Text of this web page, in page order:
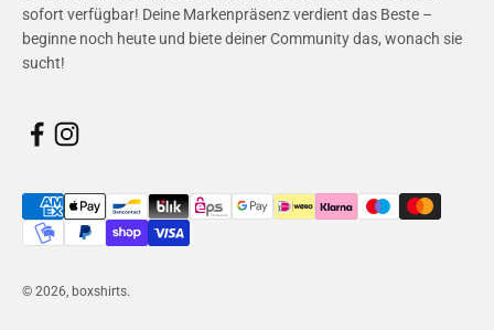
sofort verfügbar! Deine Markenpräsenz verdient das Beste –
beginne noch heute und biete deiner Community das, wonach sie
sucht!
© 2026, boxshirts.